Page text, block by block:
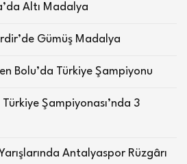
Altı Madalya
Gümüş Madalya
Bolu’da Türkiye Şampiyonu
Şampiyonası’nda 3
Antalyaspor Rüzgârı